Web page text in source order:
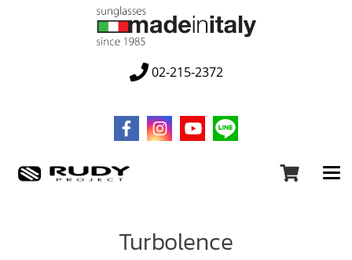
02-215-2372
Turbolence